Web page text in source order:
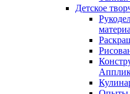
Детское